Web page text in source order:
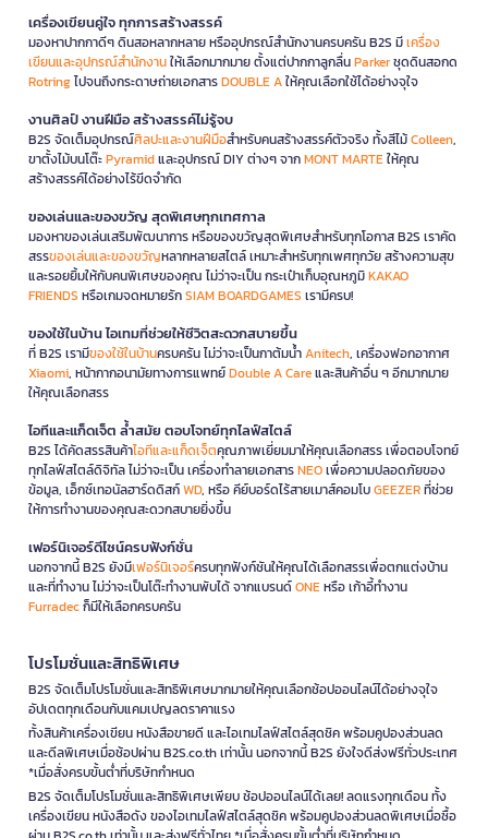
เครื่องเขียนคู่ใจ ทุกการสร้างสรรค์
มองหาปากกาดีๆ ดินสอหลากหลาย หรืออุปกรณ์สำนักงานครบครัน B2S มีเครื่อง
เขียนและอุปกรณ์สำนักงานให้เลือกมากมาย ตั้งแต่ปากกาลูกลื่นParkerชุดดินสอกด
Rotringไปจนถึงกระดาษถ่ายเอกสารDOUBLE Aให้คุณเลือกใช้ได้อย่างจุใจ
งานศิลป์ งานฝีมือ สร้างสรรค์ไม่รู้จบ
B2S จัดเต็มอุปกรณ์ศิลปะและงานฝีมือสำหรับคนสร้างสรรค์ตัวจริง ทั้งสีไม้Colleen,
ขาตั้งไม้บนโต๊ะPyramidและอุปกรณ์ DIY ต่างๆ จากMONT MARTEให้คุณ
สร้างสรรค์ได้อย่างไร้ขีดจำกัด
ของเล่นและของขวัญ สุดพิเศษทุกเทศกาล
มองหาของเล่นเสริมพัฒนาการ หรือของขวัญสุดพิเศษสำหรับทุกโอกาส B2S เราคัด
สรรของเล่นและของขวัญหลากหลายสไตล์ เหมาะสำหรับทุกเพศทุกวัย สร้างความสุข
และรอยยิ้มให้กับคนพิเศษของคุณ ไม่ว่าจะเป็น กระเป๋าเก็บอุณหภูมิKAKAO
FRIENDS หรือเกมจดหมายรักSIAM BOARDGAMES เรามีครบ!
ของใช้ในบ้าน ไอเทมที่ช่วยให้ชีวิตสะดวกสบายขึ้น
ที่ B2S เรามีของใช้ในบ้านครบครัน ไม่ว่าจะเป็นกาต้มน้ำAnitech, เครื่องฟอกอากาศ
Xiaomi, หน้ากากอนามัยทางการแพทย์Double A Careและสินค้าอื่น ๆ อีกมากมาย
ให้คุณเลือกสรร
ไอทีและแก็ดเจ็ต ล้ำสมัย ตอบโจทย์ทุกไลฟ์สไตล์
B2S ได้คัดสรรสินค้าไอทีและแก็ดเจ็ตคุณภาพเยี่ยมมาให้คุณเลือกสรร เพื่อตอบโจทย์
ทุกไลฟ์สไตล์ดิจิทัล ไม่ว่าจะเป็น เครื่องทำลายเอกสารNEOเพื่อความปลอดภัยของ
ข้อมูล, เอ็กซ์เทอนัลฮาร์ดดิสก์WD, หรือ คีย์บอร์ดไร้สายเมาส์คอมโบGEEZERที่ช่วย
ให้การทำงานของคุณสะดวกสบายยิ่งขึ้น
เฟอร์นิเจอร์ดีไซน์ครบฟังก์ชั่น
นอกจากนี้ B2S ยังมีเฟอร์นิเจอร์ครบทุกฟังก์ชันให้คุณได้เลือกสรรเพื่อตกแต่งบ้าน
และที่ทำงาน ไม่ว่าจะเป็นโต๊ะทำงานพับได้ จากแบรนด์ONEหรือ เก้าอี้ทำงาน
Furradecก็มีให้เลือกครบครัน
โปรโมชั่นและสิทธิพิเศษ
B2S จัดเต็มโปรโมชั่นและสิทธิพิเศษมากมายให้คุณเลือกช้อปออนไลน์ได้อย่างจุใจ
อัปเดตทุกเดือนกับแคมเปญลดราคาแรง
ทั้งสินค้าเครื่องเขียน หนังสือขายดี และไอเทมไลฟ์สไตล์สุดชิค พร้อมคูปองส่วนลด
และดีลพิเศษเมื่อช้อปผ่าน B2S.co.th เท่านั้น นอกจากนี้ B2S ยังใจดีส่งฟรีทั่วประเทศ
*เมื่อสั่งครบขั้นต่ำที่บริษัทกำหนด
B2S จัดเต็มโปรโมชั่นและสิทธิพิเศษเพียบ ช้อปออนไลน์ได้เลย! ลดแรงทุกเดือน ทั้ง
เครื่องเขียน หนังสือดัง ของไอเทมไลฟ์สไตล์สุดชิค พร้อมคูปองส่วนลดพิเศษเมื่อซื้อ